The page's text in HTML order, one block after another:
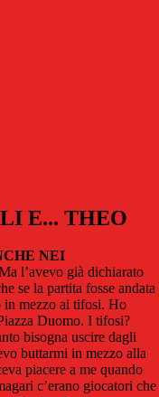
E... THEO
NEI
l’avevo già dichiarato
se la partita fosse andata
in mezzo ai tifosi. Ho
Duomo. I tifosi?
bisogna uscire dagli
buttarmi in mezzo alla
piacere a me quando
c’erano giocatori che